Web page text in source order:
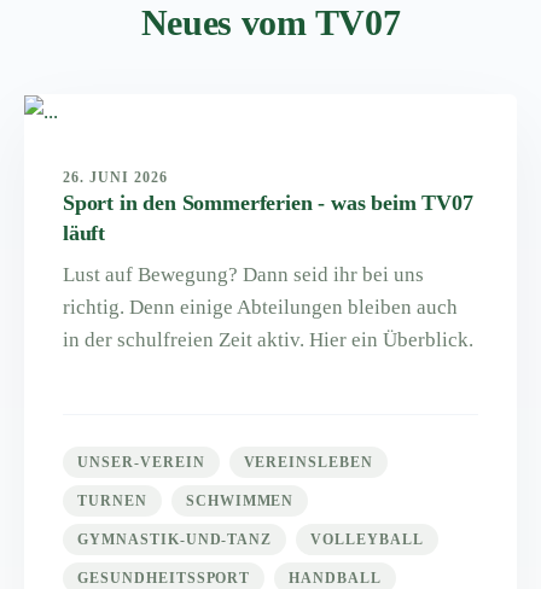
Neues vom TV07
26. JUNI 2026
Sport in den Sommerferien - was beim TV07
läuft
Lust auf Bewegung? Dann seid ihr bei uns
richtig. Denn einige Abteilungen bleiben auch
in der schulfreien Zeit aktiv. Hier ein Überblick.
UNSER-VEREIN VEREINSLEBEN
TURNEN SCHWIMMEN
GYMNASTIK-UND-TANZ VOLLEYBALL
GESUNDHEITSSPORT HANDBALL